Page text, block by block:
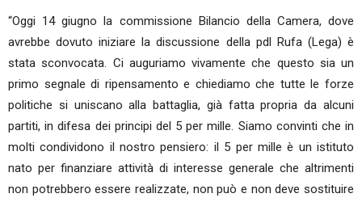
“Oggi 14 giugno la commissione Bilancio della Camera, dove
avrebbe dovuto iniziare la discussione della pdl Rufa (Lega) è
stata sconvocata. Ci auguriamo vivamente che questo sia un
primo segnale di ripensamento e chiediamo che tutte le forze
politiche si uniscano alla battaglia, già fatta propria da alcuni
partiti, in difesa dei principi del 5 per mille. Siamo convinti che in
molti condividono il nostro pensiero: il 5 per mille è un istituto
nato per finanziare attività di interesse generale che altrimenti
non potrebbero essere realizzate, non può e non deve sostituire